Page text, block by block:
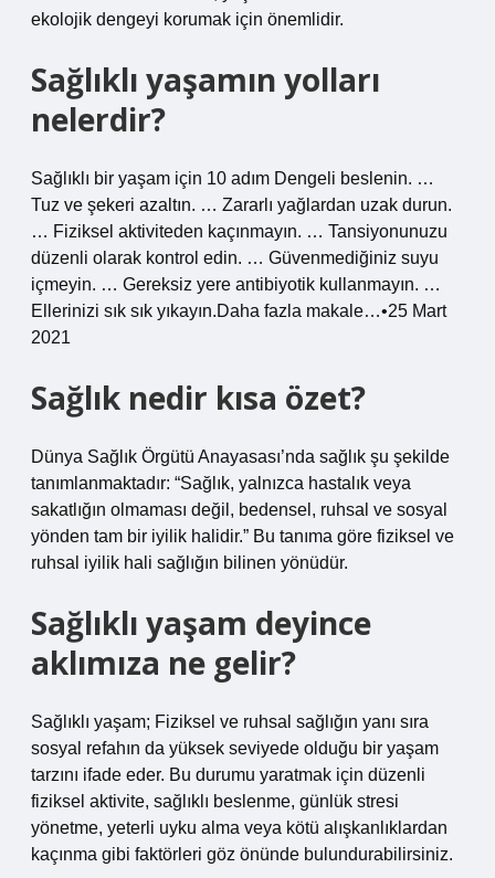
ekolojik dengeyi korumak için önemlidir.
Sağlıklı yaşamın yolları
nelerdir?
Sağlıklı bir yaşam için 10 adım Dengeli beslenin. …
Tuz ve şekeri azaltın. … Zararlı yağlardan uzak durun.
… Fiziksel aktiviteden kaçınmayın. … Tansiyonunuzu
düzenli olarak kontrol edin. … Güvenmediğiniz suyu
içmeyin. … Gereksiz yere antibiyotik kullanmayın. …
Ellerinizi sık sık yıkayın.Daha fazla makale…•25 Mart
2021
Sağlık nedir kısa özet?
Dünya Sağlık Örgütü Anayasası’nda sağlık şu şekilde
tanımlanmaktadır: “Sağlık, yalnızca hastalık veya
sakatlığın olmaması değil, bedensel, ruhsal ve sosyal
yönden tam bir iyilik halidir.” Bu tanıma göre fiziksel ve
ruhsal iyilik hali sağlığın bilinen yönüdür.
Sağlıklı yaşam deyince
aklımıza ne gelir?
Sağlıklı yaşam; Fiziksel ve ruhsal sağlığın yanı sıra
sosyal refahın da yüksek seviyede olduğu bir yaşam
tarzını ifade eder. Bu durumu yaratmak için düzenli
fiziksel aktivite, sağlıklı beslenme, günlük stresi
yönetme, yeterli uyku alma veya kötü alışkanlıklardan
kaçınma gibi faktörleri göz önünde bulundurabilirsiniz.